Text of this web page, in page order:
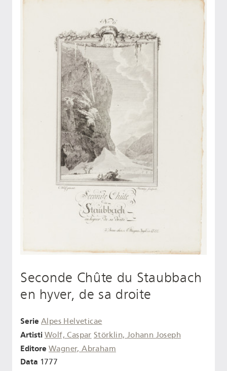
Seconde Chûte du Staubbach
en hyver, de sa droite
Serie Alpes Helveticae
Artisti Wolf, Caspar Störklin, Johann Joseph
Editore Wagner, Abraham
Data 1777